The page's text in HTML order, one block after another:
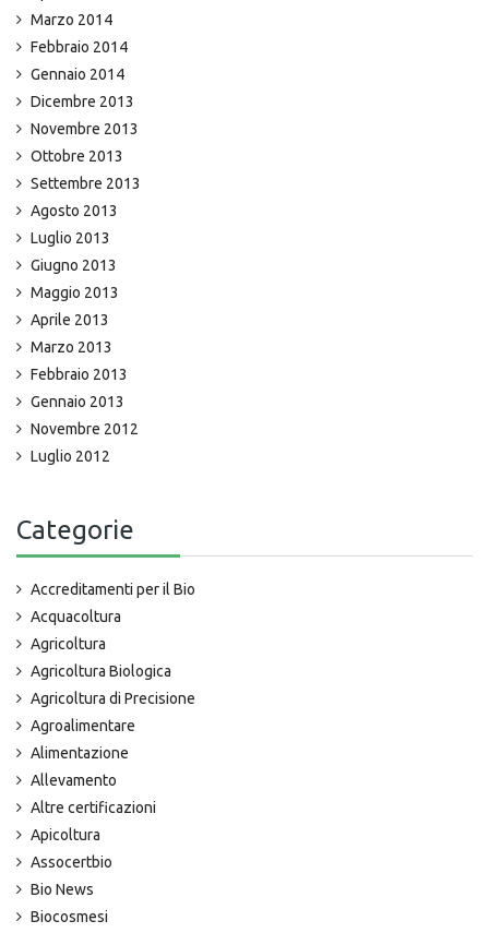
Marzo 2014
Febbraio 2014
Gennaio 2014
Dicembre 2013
Novembre 2013
Ottobre 2013
Settembre 2013
Agosto 2013
Luglio 2013
Giugno 2013
Maggio 2013
Aprile 2013
Marzo 2013
Febbraio 2013
Gennaio 2013
Novembre 2012
Luglio 2012
Categorie
Accreditamenti per il Bio
Acquacoltura
Agricoltura
Agricoltura Biologica
Agricoltura di Precisione
Agroalimentare
Alimentazione
Allevamento
Altre certificazioni
Apicoltura
Assocertbio
Bio News
Biocosmesi